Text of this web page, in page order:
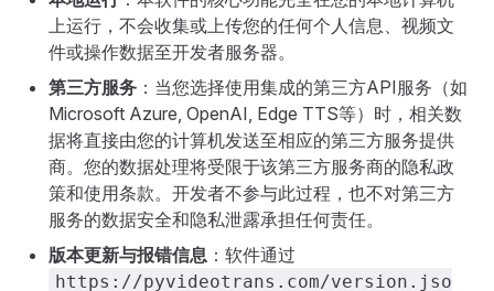
上运行，不会收集或上传您的任何个人信息、视频文
件或操作数据至开发者服务器。
第三方服务 ：当您选择使用集成的第三方API服务（如
Microsoft Azure, OpenAI, Edge TTS等）时，相关数
据将直接由您的计算机发送至相应的第三方服务提供
商。您的数据处理将受限于该第三方服务商的隐私政
策和使用条款。开发者不参与此过程，也不对第三方
服务的数据安全和隐私泄露承担任何责任。
版本更新与报错信息 ：软件通过
https://pyvideotrans.com/version.jso